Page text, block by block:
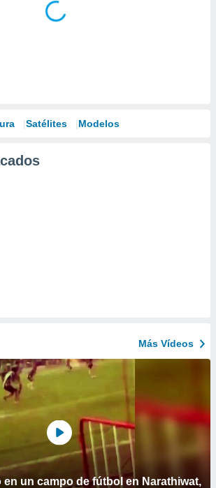
Satélites Modelos
Más Vídeos
en un campo de fútbol en Narathiwat,